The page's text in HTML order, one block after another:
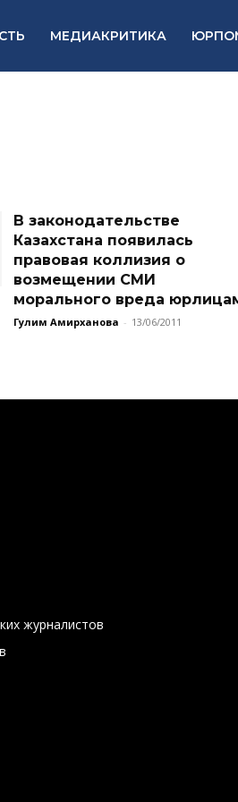
МЕДИАКРИТИКА
В законодательстве
Казахстана появилась
правовая коллизия о
возмещении СМИ
морального вреда
Гулим Амирханова - 13/06/2011
журналистов